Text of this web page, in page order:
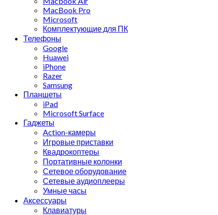
MacBook Pro
Microsoft
Комплектующие для ПК
Телефоны
Google
Huawei
iPhone
Razer
Samsung
Планшеты
iPad
Microsoft Surface
Гаджеты
Action-камеры
Игровые приставки
Квадрокоптеры
Портативные колонки
Сетевое оборудование
Сетевые аудиоплееры
Умные часы
Аксессуары
Клавиатуры